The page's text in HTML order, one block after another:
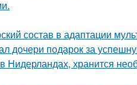
состав в адаптации
дочери подарок за
Нидерландах, хранится